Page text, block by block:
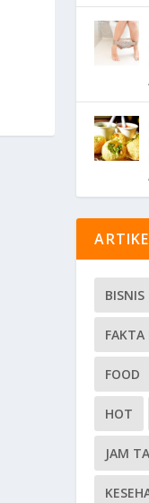
BISNIS
FAKTA
FOOD
HOT
JAM